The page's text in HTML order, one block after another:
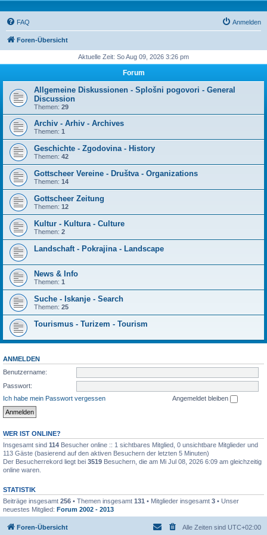
FAQ Anmelden
Foren-Übersicht
Aktuelle Zeit: So Aug 09, 2026 3:26 pm
Forum
Allgemeine Diskussionen - Splošni pogovori - General
Discussion
Themen: 29
Archiv - Arhiv - Archives
Themen: 1
Geschichte - Zgodovina - History
Themen: 42
Gottscheer Vereine - Društva - Organizations
Themen: 14
Gottscheer Zeitung
Themen: 12
Kultur - Kultura - Culture
Themen: 2
Landschaft - Pokrajina - Landscape
News & Info
Themen: 1
Suche - Iskanje - Search
Themen: 25
Tourismus - Turizem - Tourism
ANMELDEN
Benutzername:
Passwort:
Ich habe mein Passwort vergessen
Angemeldet bleiben
WER IST ONLINE?
Insgesamt sind 114 Besucher online :: 1 sichtbares Mitglied, 0 unsichtbare Mitglieder und
113 Gäste (basierend auf den aktiven Besuchern der letzten 5 Minuten)
Der Besucherrekord liegt bei 3519 Besuchern, die am Mi Jul 08, 2026 6:09 am gleichzeitig
online waren.
STATISTIK
Beiträge insgesamt 256 • Themen insgesamt 131 • Mitglieder insgesamt 3 • Unser
neuestes Mitglied: Forum 2002 - 2013
Foren-Übersicht Alle Zeiten sind UTC+02:00